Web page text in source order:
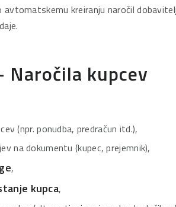
avtomatskemu kreiranju naročil
Naročila kupcev
(npr. ponudba, predračun itd.),
na dokumentu (kupec, prejemnik),
,
kupca,